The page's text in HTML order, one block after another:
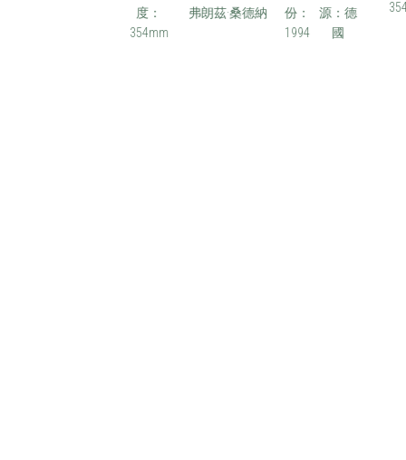
度：
354mm
弗朗茲·桑德納
份：
1994
源：德